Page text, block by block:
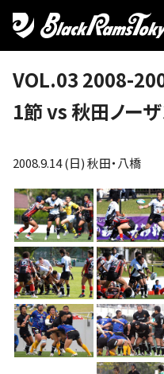
HOME
チーム
メンバー
試合日程・結果
アカデミー
SDGs・ホームタウン
ファンクラブ
VOL.03 2008-
1節 vs 秋田ノー
2008.9.14 (日) 秋田・八橋